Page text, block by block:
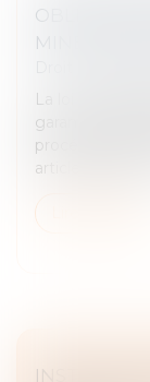
MINEURS
La loi n° 2026-
garanties
procédures
article 375-1 du